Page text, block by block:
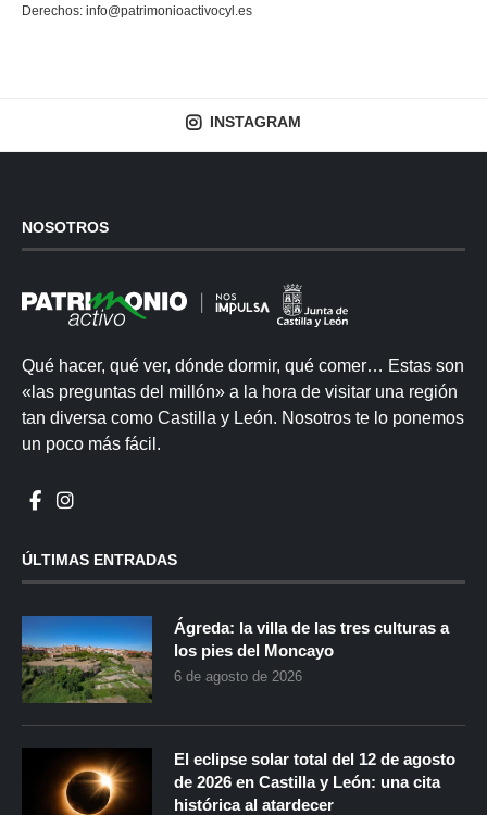
Derechos: info@patrimonioactivocyl.es
INSTAGRAM
NOSOTROS
Qué hacer, qué ver, dónde dormir, qué comer… Estas son
«las preguntas del millón» a la hora de visitar una región
tan diversa como Castilla y León. Nosotros te lo ponemos
un poco más fácil.
ÚLTIMAS ENTRADAS
Ágreda: la villa de las tres culturas a
los pies del Moncayo
6 de agosto de 2026
El eclipse solar total del 12 de agosto
de 2026 en Castilla y León: una cita
histórica al atardecer